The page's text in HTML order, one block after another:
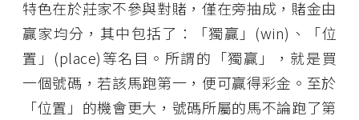
特色在於莊家不參與對賭，僅在旁抽成，賭金由
贏家均分，其中包括了：「獨贏」(win)、「位
置」(place)等名目。所謂的「獨贏」，就是買
一個號碼，若該馬跑第一，便可贏得彩金。至於
「位置」的機會更大，號碼所屬的馬不論跑了第